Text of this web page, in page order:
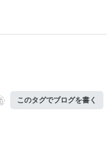
このタグでブログを書く